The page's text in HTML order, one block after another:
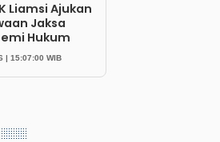
Liamsi Ajukan
Jaksa
Hukum
| 15:07:00 WIB